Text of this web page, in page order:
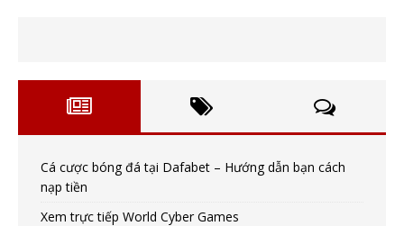
Cá cược bóng đá tại Dafabet – Hướng dẫn bạn cách
nạp tiền
Xem trực tiếp World Cyber Games